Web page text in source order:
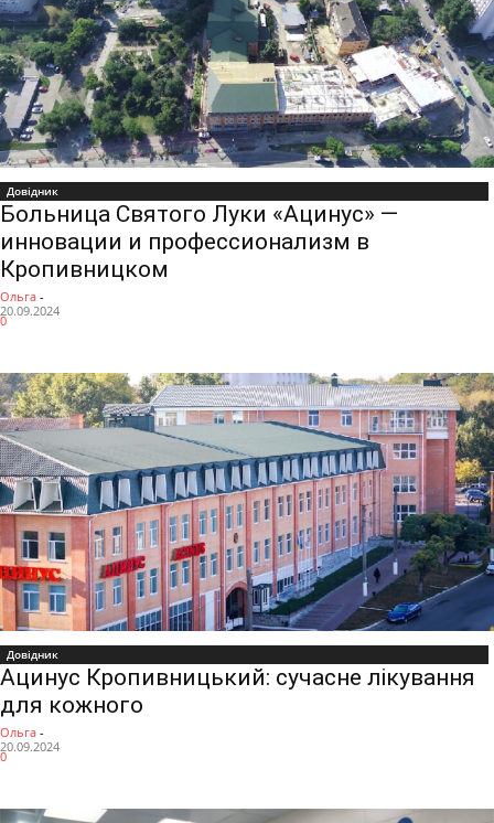
Довідник
Больница Святого Луки «Ацинус» —
инновации и профессионализм в
Кропивницком
Ольга -
20.09.2024
0
Довідник
Ацинус Кропивницький: сучасне лікування
для кожного
Ольга -
20.09.2024
0